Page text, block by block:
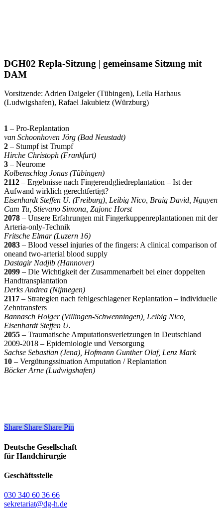
DGH02 Repla-Sitzung | gemeinsame Sitzung mit
DAM
Vorsitzende: Adrien Daigeler (Tübingen), Leila Harhaus
(Ludwigshafen), Rafael Jakubietz (Würzburg)
1 – Pro-Replantation
van Schoonhoven Jörg (Bad Neustadt)
2 – Stumpf ist Trumpf
Hirche Christoph (Frankfurt)
3 – Neurome
Kolbenschlag Jonas (Tübingen)
2112 – Ergebnisse nach Fingerendgliedreplantation – Ist der
Aufwand wirklich gerechtfertigt?
Eisenhardt Steffen U. (Freiburg), Leibig Nico, Braig David, Nguyen
Cam Tu, Stievano Simona, Zajonc Horst
2078 – Unsere Erfahrungen mit Fingerkuppenreplantationen mit der
Arteria-only-Technik
Fritsche Elmar (Luzern 16)
2083 – Blood vessel injuries of the fingers: A clinical comparison of
oneand two-arterial blood supply
Dastagir Nadjib (Hannover)
2099 – Die Wichtigkeit der Zusammenarbeit bei einer doppelten
Handtransplantation
Derks Andrea (Nijmegen)
2117 – Strategien nach fehlgeschlagener Replantation – individuelle
Zehntransfers
Bannasch Holger (Villingen-Schwenningen), Leibig Nico,
Eisenhardt Steffen U.
2055 – Traumatische Amputationsverletzungen in Deutschland
2009-2018 – Epidemiologie und Versorgung
Sachse Sebastian (Jena), Hofmann Gunther Olaf, Lenz Mark
10 – Vergütungssituation Amputation / Replantation
Böcker Arne (Ludwigshafen)
Share
Share Share Share Pin
Deutsche Gesellschaft
für Handchirurgie
Geschäftsstelle
030 340 60 36 66
sekretariat@dg-h.de